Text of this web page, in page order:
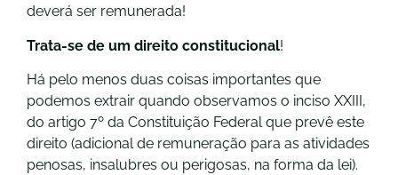
deverá ser remunerada!
Trata-se de um direito constitucional!
Há pelo menos duas coisas importantes que
podemos extrair quando observamos o inciso XXIII,
do artigo 7º da Constituição Federal que prevê este
direito (adicional de remuneração para as atividades
penosas, insalubres ou perigosas, na forma da lei).